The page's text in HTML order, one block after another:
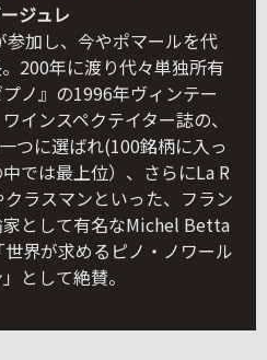
ジュレ
加し、今やポマールを代
200年に渡り代々単独所有
ノ』の1996年ヴィンテー
インスペクテイター誌の、
つに選ばれ(100銘柄に入っ
では最上位）、さらにLa R
ラスマンといった、フラン
として有名なMichel Betta
界が求めるピノ・ノワール
として絶賛。